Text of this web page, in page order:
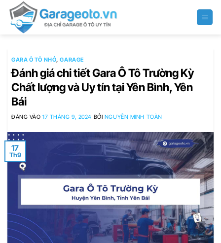
qua
GARA Ô TÔ NHỎ,GARAGE
Đánh giá chi tiết Gara Ô Tô Trường Kỳ
Chất lượng và Uy tín tại Yên Bình, Yên
Bái
ĐĂNG VÀO17 THÁNG 9, 2024 BỞI NGUYỄN MINH TOÀN
17
Th9